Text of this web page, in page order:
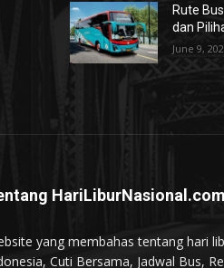
Rute
dan
June 9,
HariLiburNasional.com
yang membahas tentang hari
Cuti Bersama, Jadwal Bus,